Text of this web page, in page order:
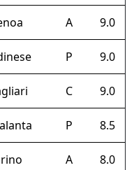
A 9.0
P 9.0
C 9.0
P 8.5
A 8.0